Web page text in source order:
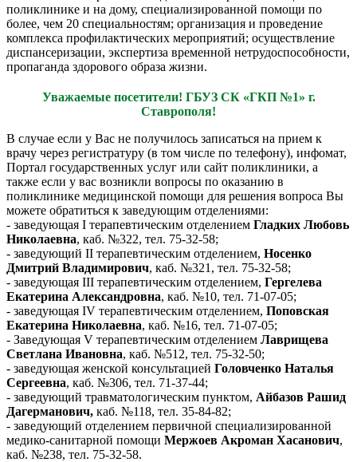
поликлинике и на дому, специализированной помощи по
более, чем 20 специальностям; организация и проведение
комплекса профилактических мероприятий; осуществление
диспансеризации, экспертиза временной нетрудоспособности,
пропаганда здорового образа жизни.
Уважаемые посетители! ГБУЗ СК «ГКП №1» г.
Ставрополя!
В случае если у Вас не получилось записаться на прием к
врачу через регистратуру (в том числе по телефону), инфомат,
Портал государственных услуг или сайт поликлиники, а
также если у вас возникли вопросы по оказанию в
поликлинике медицинской помощи для решения вопроса Вы
можете обратиться к заведующим отделениями:
- заведующая I терапевтическим отделением Гладких Любовь
Николаевна, каб. №322, тел. 75-32-58;
- заведующий II терапевтическим отделением, Носенко
Дмитрий Владимирович, каб. №321, тел. 75-32-58;
- заведующая III терапевтическим отделением, Гергелева
Екатерина Александровна, каб. №10, тел. 71-07-05;
- заведующая IV терапевтическим отделением, Поповская
Екатерина Николаевна, каб. №16, тел. 71-07-05;
- Заведующая V терапевтическим отделением Лаврищева
Светлана Ивановна, каб. №512, тел. 75-32-50;
- заведующая женской консультацией Головченко Наталья
Сергеевна, каб. №306, тел. 71-37-44;
- заведующий травматологическим пунктом, Айбазов Рашид
Дагерманович, каб. №118, тел. 35-84-82;
- заведующий отделением первичной специализированной
медико-санитарной помощи Мержоев Акроман Хасанович,
каб. №238, тел. 75-32-58.